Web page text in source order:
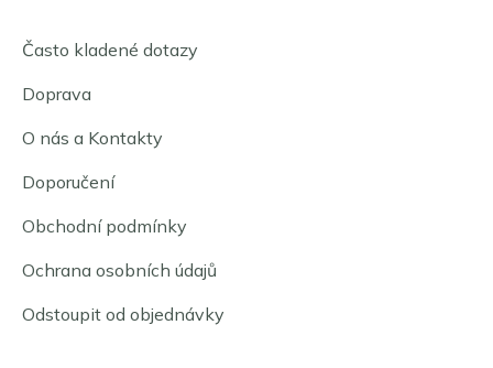
Často kladené dotazy
Doprava
O nás a Kontakty
Doporučení
Obchodní podmínky
Ochrana osobních údajů
Odstoupit od objednávky